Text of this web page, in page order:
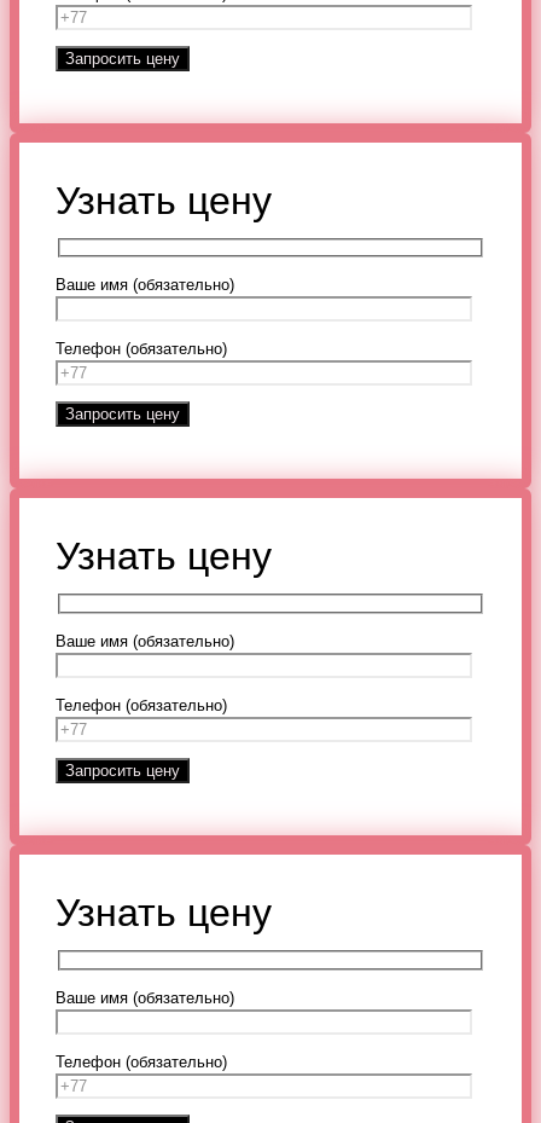
Узнать цену
Ваше имя (обязательно)
Телефон (обязательно)
Узнать цену
Ваше имя (обязательно)
Телефон (обязательно)
Узнать цену
Ваше имя (обязательно)
Телефон (обязательно)